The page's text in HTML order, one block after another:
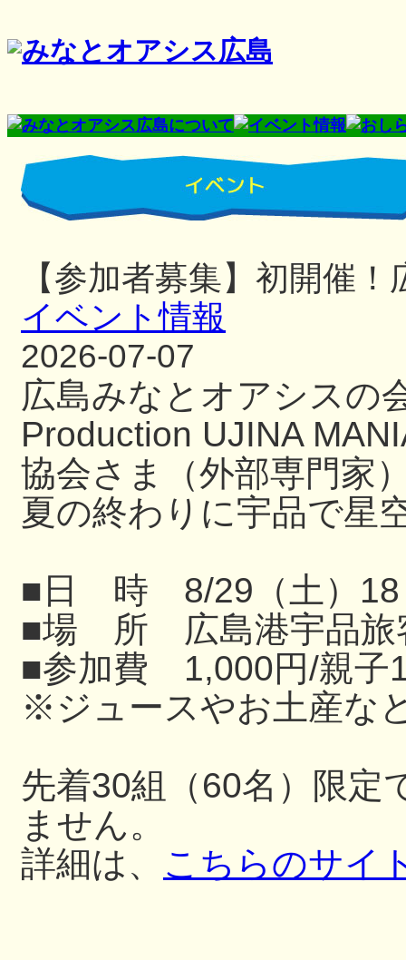
【参加者募集】初開催
イベント情報
2026-07-07
広島みなとオアシスの
Production UJINA
協会さま（外部専門家
夏の終わりに宇品で星
■日 時 8/29（土）18
■場 所 広島港宇品旅
■参加費 1,000円/親子
※ジュースやお土産な
先着30組（60名）限定
ません。
詳細は、 こちらのサイ